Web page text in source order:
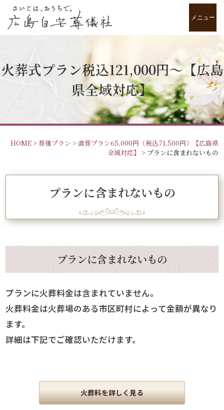
メニュー
火葬式プラン税込121,000円〜【広島
県全域対応】
HOME> 葬儀プラン > 直葬プラン65,000円（税込71,500円）【広島県
全域対応】
> プランに含まれないもの
プランに含まれないもの
プランに含まれないもの
プランに火葬料金は含まれていません。
火葬料金は火葬場のある市区町村によって金額が異なり
ます。
詳細は下記でご確認いただけます。
火葬料を詳しく見る